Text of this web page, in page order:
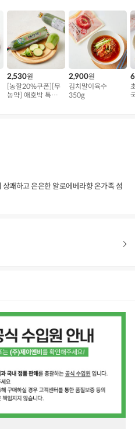
2,530원
[농할20%쿠폰][무
농약] 애호박 특품
2,900원
김치말이육수
350g
상쾌하고 은은한 알로에베라향 온가족 섬